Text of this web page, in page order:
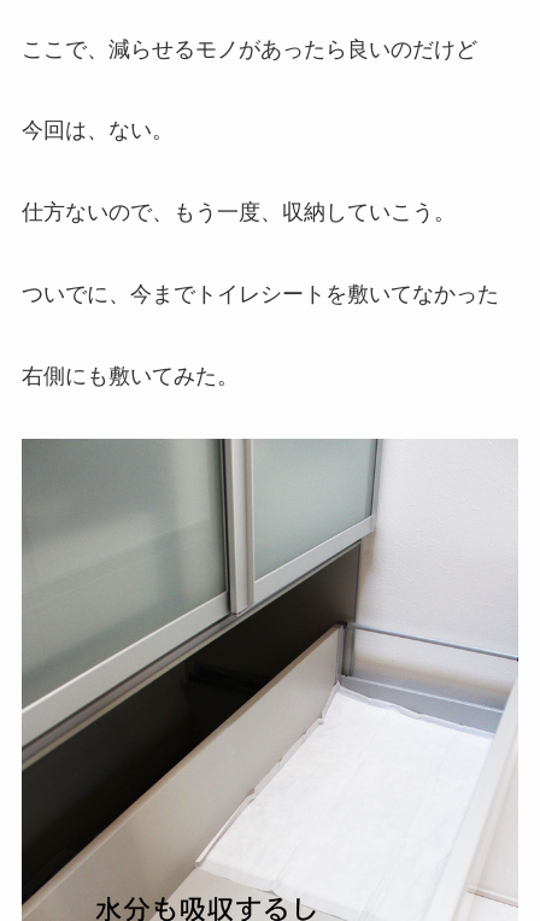
ここで、減らせるモノがあったら良いのだけど
今回は、ない。
仕方ないので、もう一度、収納していこう。
ついでに、今までトイレシートを敷いてなかった
右側にも敷いてみた。